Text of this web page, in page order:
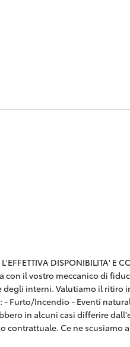
DISPONIBILITA' E
il vostro meccanico di
interni. Valutiamo il
Furto/Incendio - Eventi
in alcuni casi differire
Ce ne scusiamo